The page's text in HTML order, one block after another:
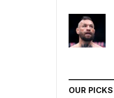
OUR PICKS